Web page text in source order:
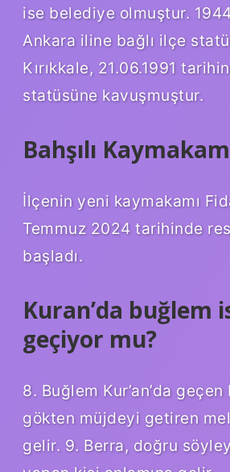
ise belediye olmuştur. 1944
Ankara iline bağlı ilçe
Kırıkkale, 21.06.1991
statüsüne kavuşmuştur.
Bahşılı
İlçenin yeni kaymakamı
Temmuz 2024 tarihinde
başladı.
Kuran’da buğlem
geçiyor mu?
8. Buğlem Kur’an’da
gökten müjdeyi getiren
gelir. 9. Berra, doğru